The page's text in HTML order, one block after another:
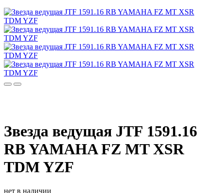
Звезда ведущая JTF 1591.16
RB YAMAHA FZ MT XSR
TDM YZF
нет в наличии